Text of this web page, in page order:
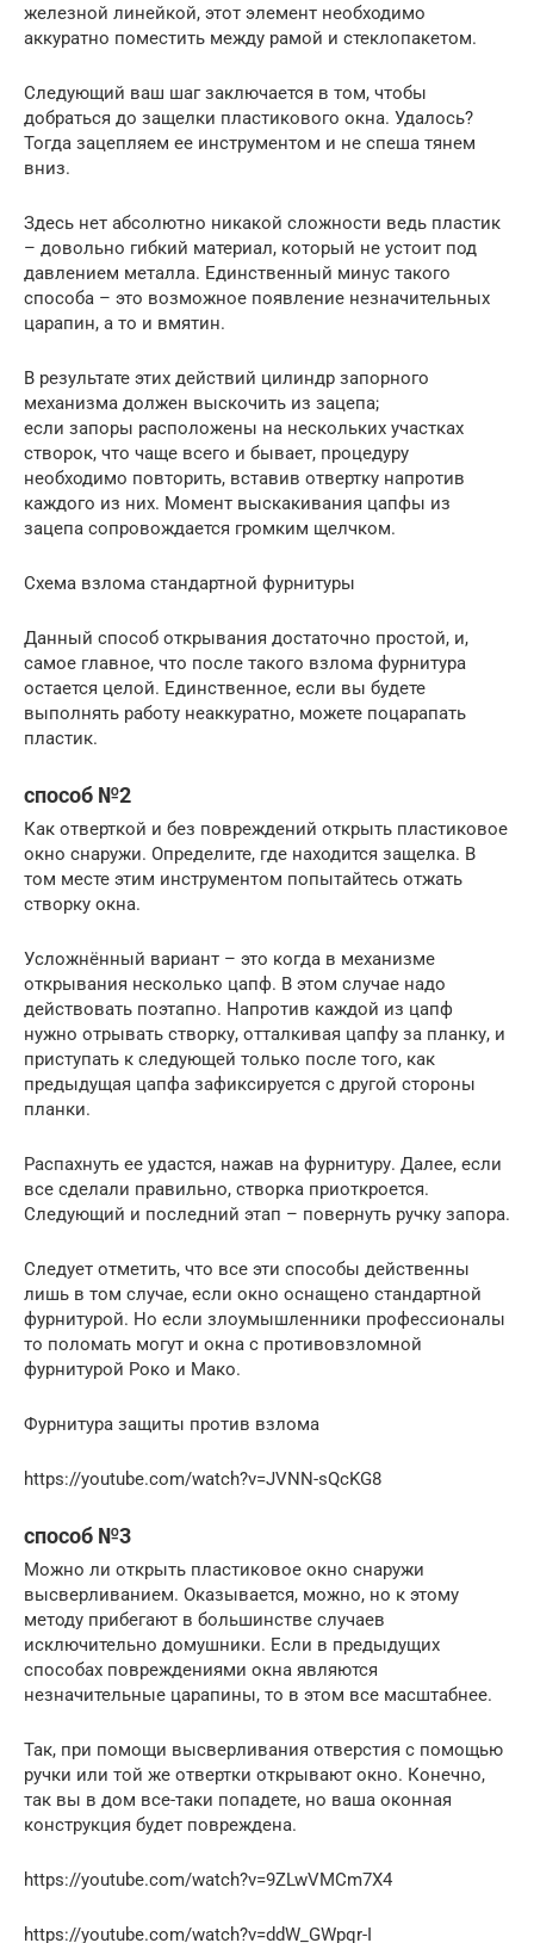
железной линейкой, этот элемент необходимо
аккуратно поместить между рамой и стеклопакетом.
Следующий ваш шаг заключается в том, чтобы
добраться до защелки пластикового окна. Удалось?
Тогда зацепляем ее инструментом и не спеша тянем
вниз.
Здесь нет абсолютно никакой сложности ведь пластик
– довольно гибкий материал, который не устоит под
давлением металла. Единственный минус такого
способа – это возможное появление незначительных
царапин, а то и вмятин.
В результате этих действий цилиндр запорного
механизма должен выскочить из зацепа;
если запоры расположены на нескольких участках
створок, что чаще всего и бывает, процедуру
необходимо повторить, вставив отвертку напротив
каждого из них. Момент выскакивания цапфы из
зацепа сопровождается громким щелчком.
Схема взлома стандартной фурнитуры
Данный способ открывания достаточно простой, и,
самое главное, что после такого взлома фурнитура
остается целой. Единственное, если вы будете
выполнять работу неаккуратно, можете поцарапать
пластик.
способ №2
Как отверткой и без повреждений открыть пластиковое
окно снаружи. Определите, где находится защелка. В
том месте этим инструментом попытайтесь отжать
створку окна.
Усложнённый вариант – это когда в механизме
открывания несколько цапф. В этом случае надо
действовать поэтапно. Напротив каждой из цапф
нужно отрывать створку, отталкивая цапфу за планку, и
приступать к следующей только после того, как
предыдущая цапфа зафиксируется с другой стороны
планки.
Распахнуть ее удастся, нажав на фурнитуру. Далее, если
все сделали правильно, створка приоткроется.
Следующий и последний этап – повернуть ручку запора.
Следует отметить, что все эти способы действенны
лишь в том случае, если окно оснащено стандартной
фурнитурой. Но если злоумышленники профессионалы
то поломать могут и окна с противовзломной
фурнитурой Роко и Мако.
Фурнитура защиты против взлома
https://youtube.com/watch?v=JVNN-sQcKG8
способ №3
Можно ли открыть пластиковое окно снаружи
высверливанием. Оказывается, можно, но к этому
методу прибегают в большинстве случаев
исключительно домушники. Если в предыдущих
способах повреждениями окна являются
незначительные царапины, то в этом все масштабнее.
Так, при помощи высверливания отверстия с помощью
ручки или той же отвертки открывают окно. Конечно,
так вы в дом все-таки попадете, но ваша оконная
конструкция будет повреждена.
https://youtube.com/watch?v=9ZLwVMCm7X4
https://youtube.com/watch?v=ddW_GWpqr-I